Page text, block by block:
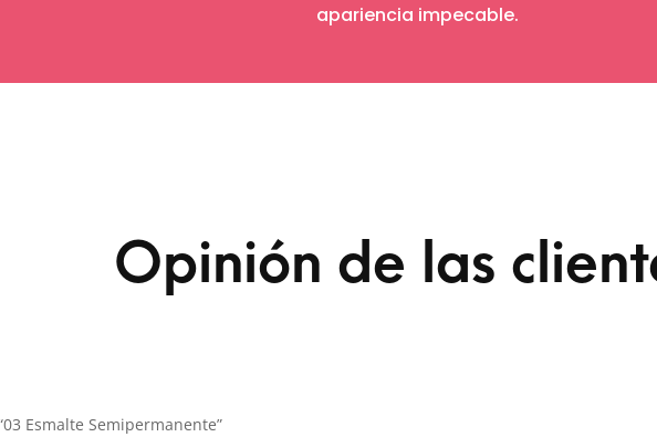
apariencia impecable.
Opinión de las
Esmalte Semipermanente”